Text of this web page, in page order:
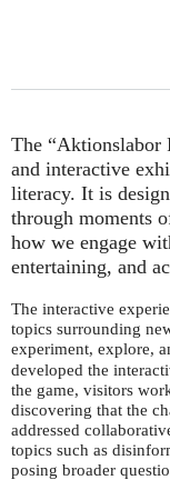
The “Aktionslabor
and interactive
literacy. It is
through moments
how we engage
entertaining, and
The interactive
topics surrounding
experiment, explore,
developed the
the game, visitors
discovering that the
addressed
topics such as
posing broader